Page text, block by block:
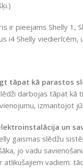
ir pieejams Shelly 1,
i4 Shelly
tāpat kā parastos
darbojas tāpat
izmantojot
un
gaismas slēdžu
jo vadu
atlikušajiem vadiem.